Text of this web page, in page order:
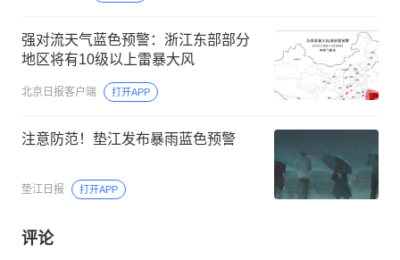
强对流天气蓝色预警：浙江东部部分
地区将有10级以上雷暴大风
北京日报客户端 打开APP
注意防范！垫江发布暴雨蓝色预警
垫江日报 打开APP
评论